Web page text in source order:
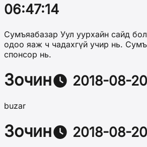
06:47:14
Сумъяабазар Уул уурхайн сайд
одоо яаж ч чадахгүй учир нь.
спонсор нь.
Зочин 2018-08-
buzar
Зочин 2018-08-